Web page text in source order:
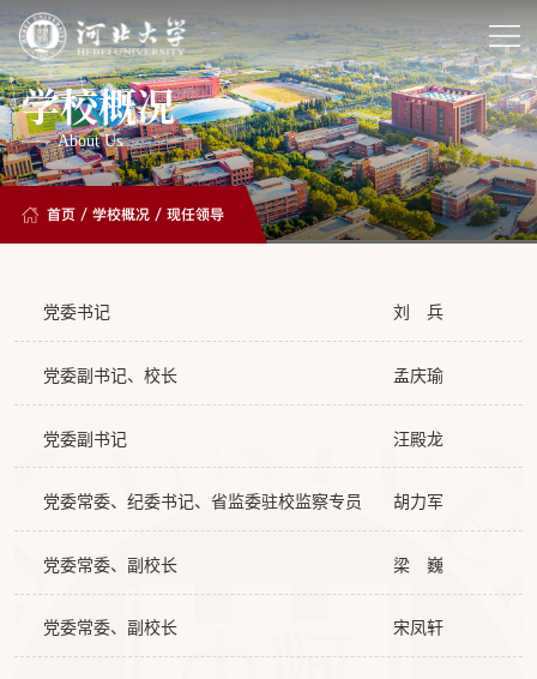
学校概况
About Us
首页 /学校概况 /现任领导
党委书记 刘 兵
党委副书记、校长 孟庆瑜
党委副书记 汪殿龙
党委常委、纪委书记、省监委驻校监察专员 胡力军
党委常委、副校长 梁 巍
党委常委、副校长 宋凤轩